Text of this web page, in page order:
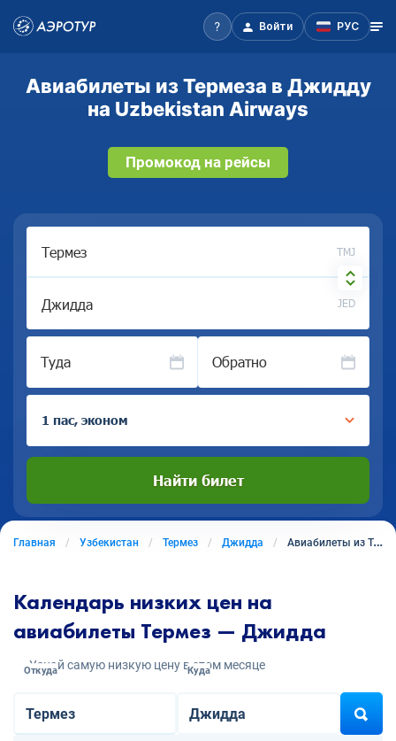
Войти РУС
Авиабилеты из Термеза в Джидду
на Uzbekistan Airways
Промокод на рейсы
TMJ
JED
Туда Обратно
1 пас, эконом
Найти билет
Главная Узбекистан Термез Джидда Авиабилеты из Термеза в Джидду
Календарь низких цен на
авиабилеты Термез — Джидда
Узнай самую низкую цену в этом месяце
Откуда Куда